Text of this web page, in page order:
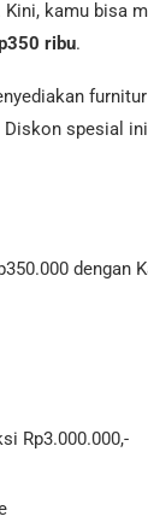
kamu bisa
ribu.
spesial
dengan
Rp3.000.000,-